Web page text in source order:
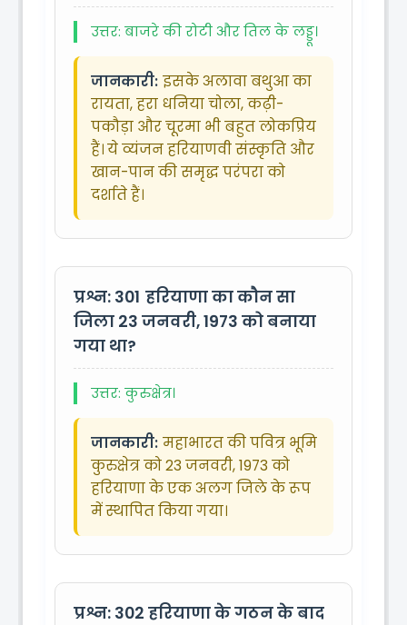
उत्तर: बाजरे की रोटी और तिल के लड्डू।
जानकारी: इसके अलावा बथुआ का
रायता, हरा धनिया चोला, कढ़ी-
पकौड़ा और चूरमा भी बहुत लोकप्रिय
हैं। ये व्यंजन हरियाणवी संस्कृति और
खान-पान की समृद्ध परंपरा को
दर्शाते हैं।
प्रश्न: 301 हरियाणा का कौन सा
जिला 23 जनवरी, 1973 को बनाया
गया था?
उत्तर: कुरुक्षेत्र।
जानकारी: महाभारत की पवित्र भूमि
कुरुक्षेत्र को 23 जनवरी, 1973 को
हरियाणा के एक अलग जिले के रूप
में स्थापित किया गया।
प्रश्न: 302 हरियाणा के गठन के बाद